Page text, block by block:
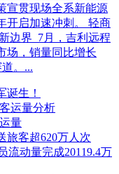
工(业主)
司
宣贯现场全系新能源
开启加速冲刺。 轻商
边界 7月，吉利远程
场，销量同比增长
。...
诞生！
运量分析
量
旅客超620万人次
流动量完成20119.4万